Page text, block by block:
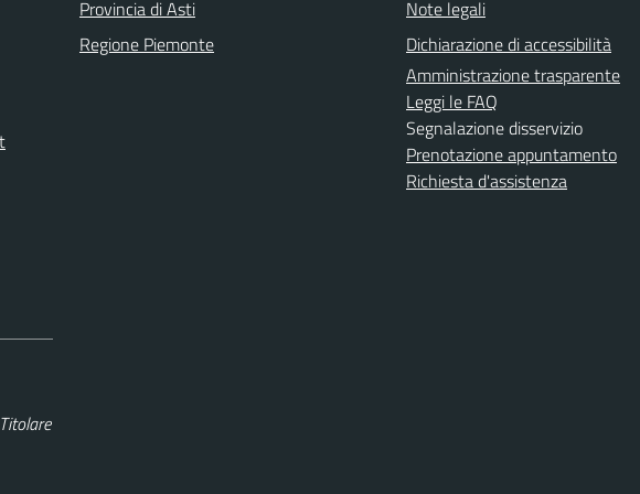
Provincia di Asti
Regione Piemonte
Note legali
Dichiarazione di accessibilità
Amministrazione trasparente
Leggi le FAQ
Segnalazione disservizio
Prenotazione appuntamento
Richiesta d'assistenza